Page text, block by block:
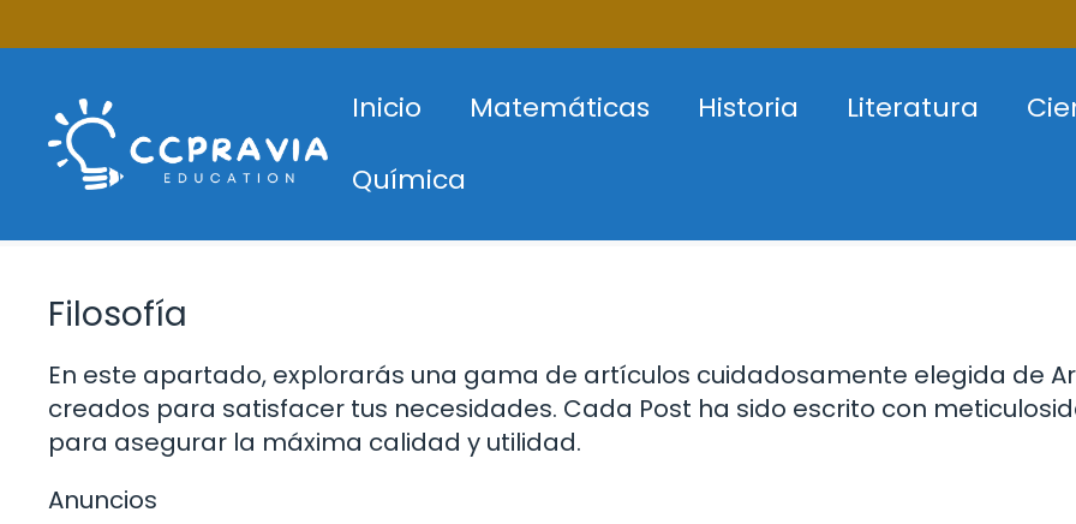
al
Inicio Matemáticas Historia Literatura
Química
Filosofía
En este apartado, explorarás una gama de artículos cuidadosamente elegida de
creados para satisfacer tus necesidades. Cada Post ha sido escrito con
para asegurar la máxima calidad y utilidad.
Anuncios